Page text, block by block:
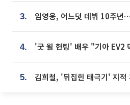
3.
4.
5.